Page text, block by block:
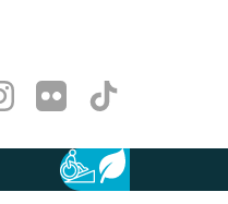
Flick TikTok
Pieejamība
Ilgtspēja